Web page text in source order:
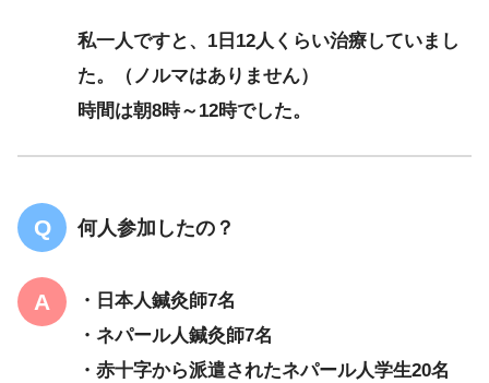
私一人ですと、1日12人くらい治療していまし
た。（ノルマはありません）
時間は朝8時～12時でした。
何人参加したの？
・日本人鍼灸師7名
・ネパール人鍼灸師7名
・赤十字から派遣されたネパール人学生20名